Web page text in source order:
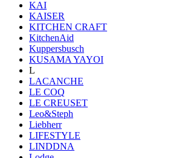
KAI
KAISER
KITCHEN CRAFT
KitchenAid
Kuppersbusch
KUSAMA YAYOI
L
LACANCHE
LE COQ
LE CREUSET
Leo&Steph
Liebherr
LIFESTYLE
LINDDNA